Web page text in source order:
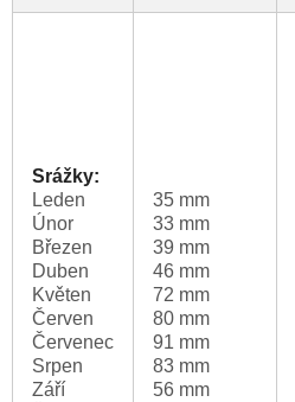
Srážky:
Leden
Únor
Březen
Duben
Květen
Červen
Červenec
Srpen
Září
35 mm
33 mm
39 mm
46 mm
72 mm
80 mm
91 mm
83 mm
56 mm